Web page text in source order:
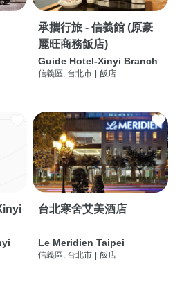
承攜行旅 - 信義館 (原豪
麗旺商務飯店)
Guide Hotel-Xinyi Branch
信義區, 台北市 飯店
台北寒舍艾美酒店
Le Meridien Taipei
信義區, 台北市 | 飯店